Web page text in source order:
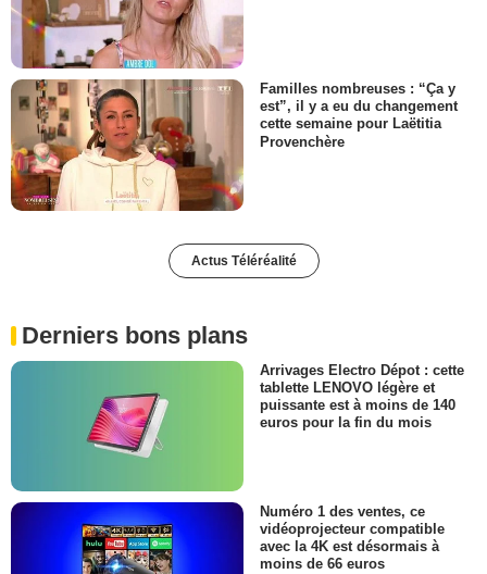
Familles nombreuses : “Ça y
est”, il y a eu du changement
cette semaine pour Laëtitia
Provenchère
Actus Téléréalité
Derniers bons plans
Arrivages Electro Dépot : cette
tablette LENOVO légère et
puissante est à moins de 140
euros pour la fin du mois
Numéro 1 des ventes, ce
vidéoprojecteur compatible
avec la 4K est désormais à
moins de 66 euros